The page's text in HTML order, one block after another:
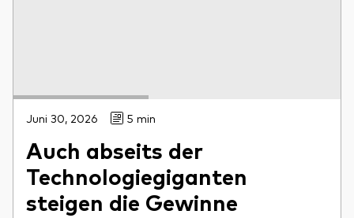
Juni 30, 2026 5 min
Auch abseits der
Technologiegiganten
steigen die Gewinne